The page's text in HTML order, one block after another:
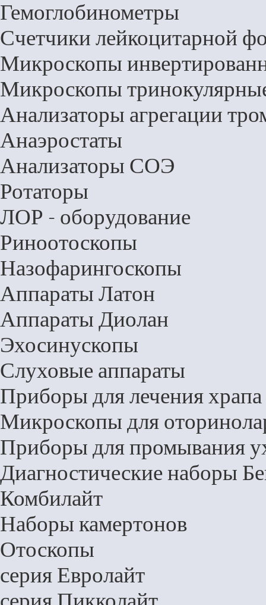
Гемоглобинометры
Счетчики лейкоцитарной
Микроскопы
Микроскопы
Анализаторы агрегации
Анаэростаты
Анализаторы СОЭ
Ротаторы
ЛОР - оборудование
Риноотоскопы
Назофарингоскопы
Аппараты Латон
Аппараты Диолан
Эхосинускопы
Слуховые аппараты
Приборы для лечения храпа
Микроскопы для
Приборы для промывания
Диагностические наборы
Комбилайт
Наборы камертонов
Отоскопы
серия Евролайт